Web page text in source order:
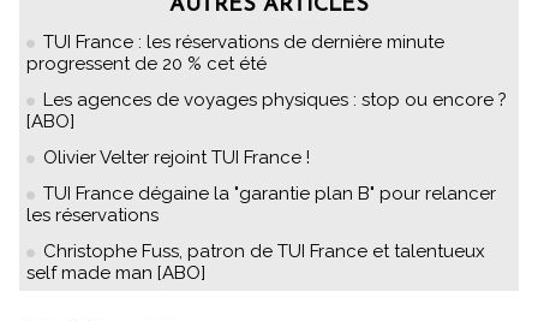
AUTRES ARTICLES
TUI France : les réservations de dernière minute
progressent de 20 % cet été
Les agences de voyages physiques : stop ou encore ?
[ABO]
Olivier Velter rejoint TUI France !
TUI France dégaine la "garantie plan B" pour relancer
les réservations
Christophe Fuss, patron de TUI France et talentueux
self made man [ABO]